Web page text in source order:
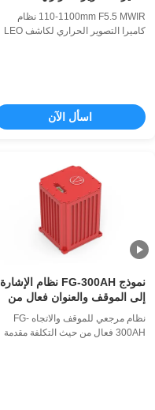
LEO بالتكبير المستمر
110-1100mm F5.5 MWIR نظام
كاميرا التصوير الحراري لكاشف LEO
النواة المبردة MWIR شديدة الحساسية
بدقة 640 × 512 صورة واضحة جدًا بدقة
عالية جدًا ؛يمكن لعدسة الأشعة تحت
اسأل الآن
نموذج FG-300AH نظام الإشارة
إلى الموقف والعنوان فعال من
حيث التكلفة
نظام مرجعي للموقف والاتجاه FG-
300AH فعال من حيث التكلفة مقدمة